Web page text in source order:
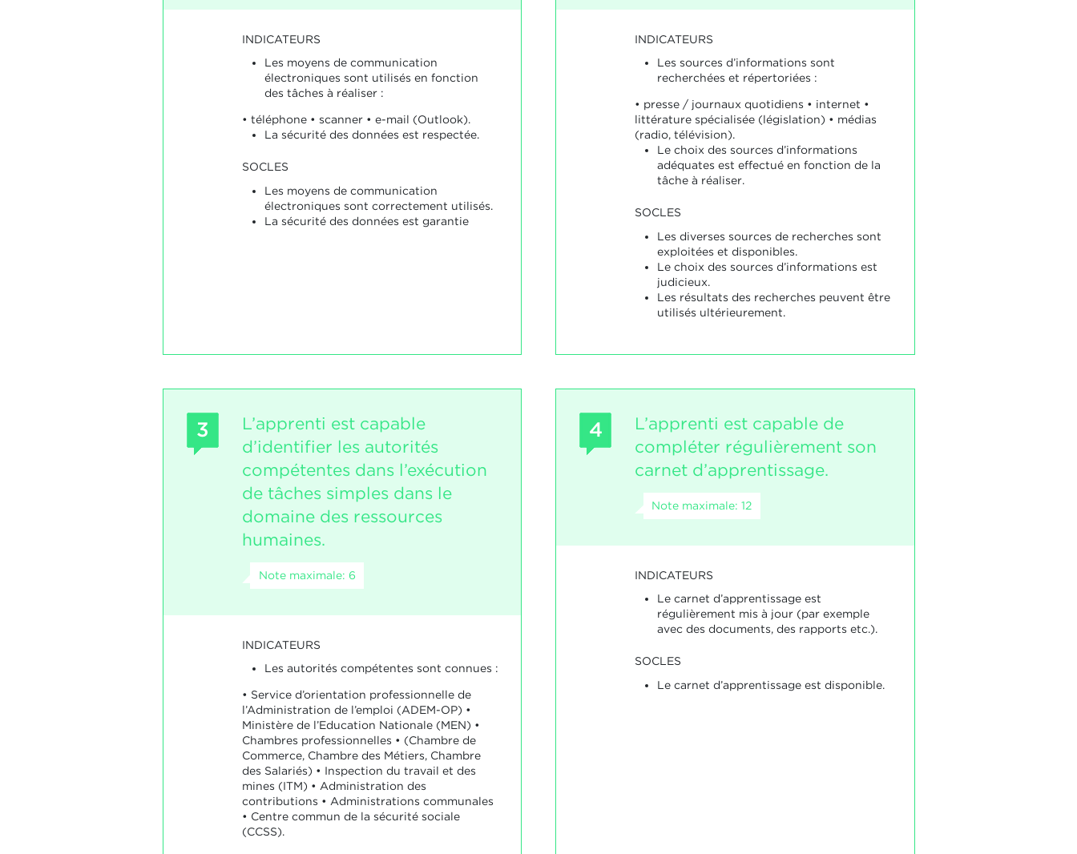
INDICATEURS
Les moyens de communication
électroniques sont utilisés en fonction
des tâches à réaliser :
• téléphone • scanner • e-mail (Outlook).
La sécurité des données est respectée.
SOCLES
Les moyens de communication
électroniques sont correctement utilisés.
La sécurité des données est garantie
INDICATEURS
Les sources d’informations sont
recherchées et répertoriées :
• presse / journaux quotidiens • internet •
littérature spécialisée (législation) • médias
(radio, télévision).
Le choix des sources d’informations
adéquates est effectué en fonction de la
tâche à réaliser.
SOCLES
Les diverses sources de recherches sont
exploitées et disponibles.
Le choix des sources d’informations est
judicieux.
Les résultats des recherches peuvent être
utilisés ultérieurement.
3
L’apprenti est capable
d’identifier les autorités
compétentes dans l’exécution
de tâches simples dans le
domaine des ressources
humaines.
Note maximale: 6
INDICATEURS
Les autorités compétentes sont connues :
• Service d’orientation professionnelle de
l’Administration de l’emploi (ADEM-OP) •
Ministère de l’Education Nationale (MEN) •
Chambres professionnelles • (Chambre de
Commerce, Chambre des Métiers, Chambre
des Salariés) • Inspection du travail et des
mines (ITM) • Administration des
contributions • Administrations communales
• Centre commun de la sécurité sociale
(CCSS).
4
L’apprenti est capable de
compléter régulièrement son
carnet d’apprentissage.
Note maximale: 12
INDICATEURS
Le carnet d’apprentissage est
régulièrement mis à jour (par exemple
avec des documents, des rapports etc.).
SOCLES
Le carnet d’apprentissage est disponible.